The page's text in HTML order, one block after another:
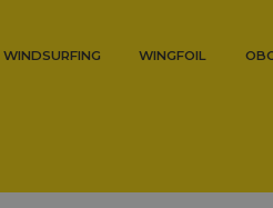
WINDSURFING WINGFOIL